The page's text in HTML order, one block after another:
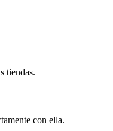
tiendas.
con ella.